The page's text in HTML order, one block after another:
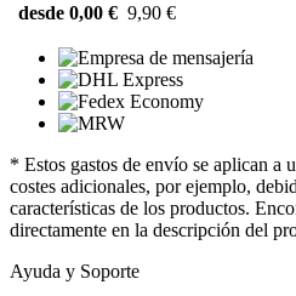
desde 0,00 € 9,90 €
* Estos gastos de envío se aplican a
costes adicionales, por ejemplo,
características de los productos.
directamente en la descripción del
Ayuda y Soporte